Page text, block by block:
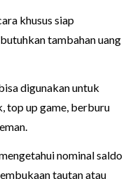
khusus siap
tambahan uang
digunakan untuk
top up game, berburu
nominal saldo
tautan atau